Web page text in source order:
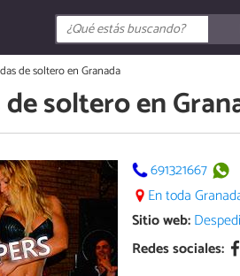
de soltero en Granada
soltero en
691321667
En toda
Sitio web:
Redes sociales: